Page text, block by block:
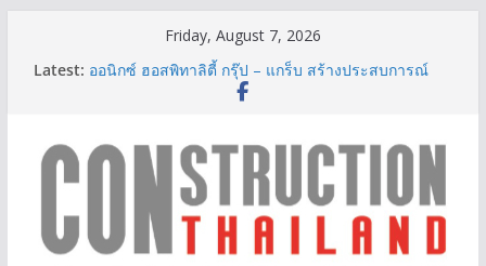
Friday, August 7, 2026
Latest: ออนิกซ์ ฮอสพิทาลิตี้ กรุ๊ป – แกร็บ สร้างประสบการณ์
การเดินทางที่สะดวกยิ่งขึ้น ภายใต้แนวคิด “More of
Construction & Mining” ขับเคลื่อนอุตสาหกรรม
ก่อสร้างและเหมืองแร่สู่สังคมคาร์บอนต่ำอย่างยั่งยืน
ลลิล พร็อพเพอร์ตี้ ก้าวสู่ปีที่ 40 ยึดลูกค้าเป็นศูนย์กลาง
เดินหน้าสร้างการเติบโตอย่างยั่งยืน
IHG Hotels & Resorts เปิดตัว ฮอลิเดย์ อินน์ เอ็กซ์เพรส